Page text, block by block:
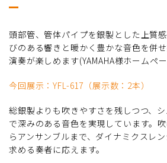
頭部管、管体パイプを銀製とした上質
びのある響きと暖かく豊かな音色を併
演奏が楽しめます(YAMAHA様ホームペ
今回展示：YFL-617（展示数：2本）
総銀製よりも吹きやすさを残しつつ、
で深みのある音色を実現しています。
らアンサンブルまで、ダイナミクスレ
求める奏者に応えます。